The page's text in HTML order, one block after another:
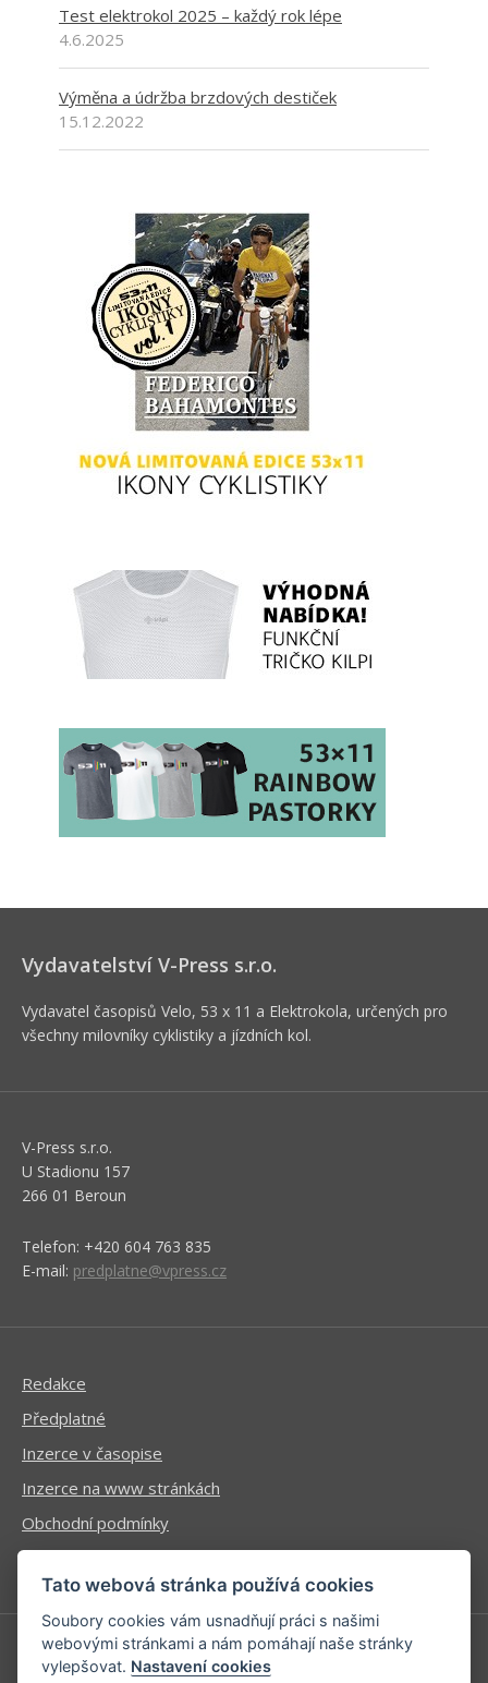
Test elektrokol 2025 – každý rok lépe
4.6.2025
Výměna a údržba brzdových destiček
15.12.2022
Vydavatelství V-Press s.r.o.
Vydavatel časopisů Velo, 53 x 11 a Elektrokola, určených pro
všechny milovníky cyklistiky a jízdních kol.
V-Press s.r.o.
U Stadionu 157
266 01 Beroun
Telefon: +420 604 763 835
E-mail: predplatne@vpress.cz
Redakce
Předplatné
Inzerce v časopise
Inzerce na www stránkách
Obchodní podmínky
Ochrana osobních údajů
Příhlášení | Registrace
Tato webová stránka používá cookies
Soubory cookies vám usnadňují práci s našimi
webovými stránkami a nám pomáhají naše stránky
vylepšovat. Nastavení cookies